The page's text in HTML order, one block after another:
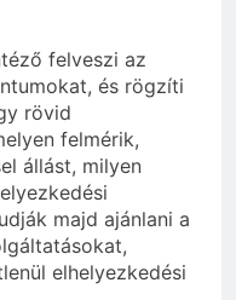
felveszi az
és rögzíti
rövid
felmérik,
állást, milyen
majd ajánlani a
elhelyezkedési